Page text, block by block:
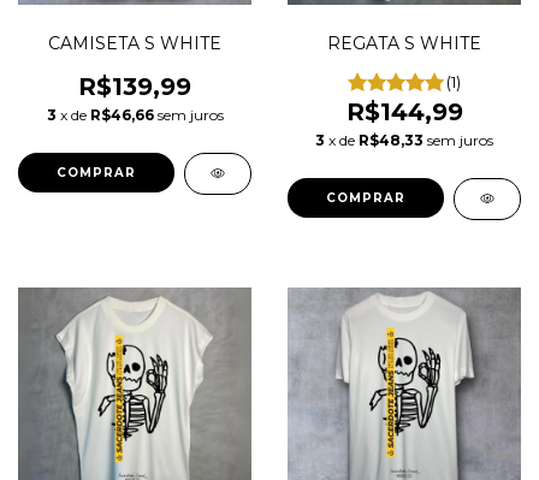
CAMISETA S WHITE
R$139,99
3 x de R$46,66 sem juros
COMPRAR
REGATA S WHITE
(1)
R$144,99
3 x de R$48,33 sem juros
COMPRAR